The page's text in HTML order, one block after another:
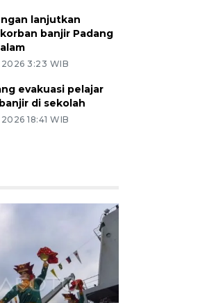
lanjutkan
banjir Padang
3:23 WIB
evakuasi pelajar
di sekolah
18:41 WIB